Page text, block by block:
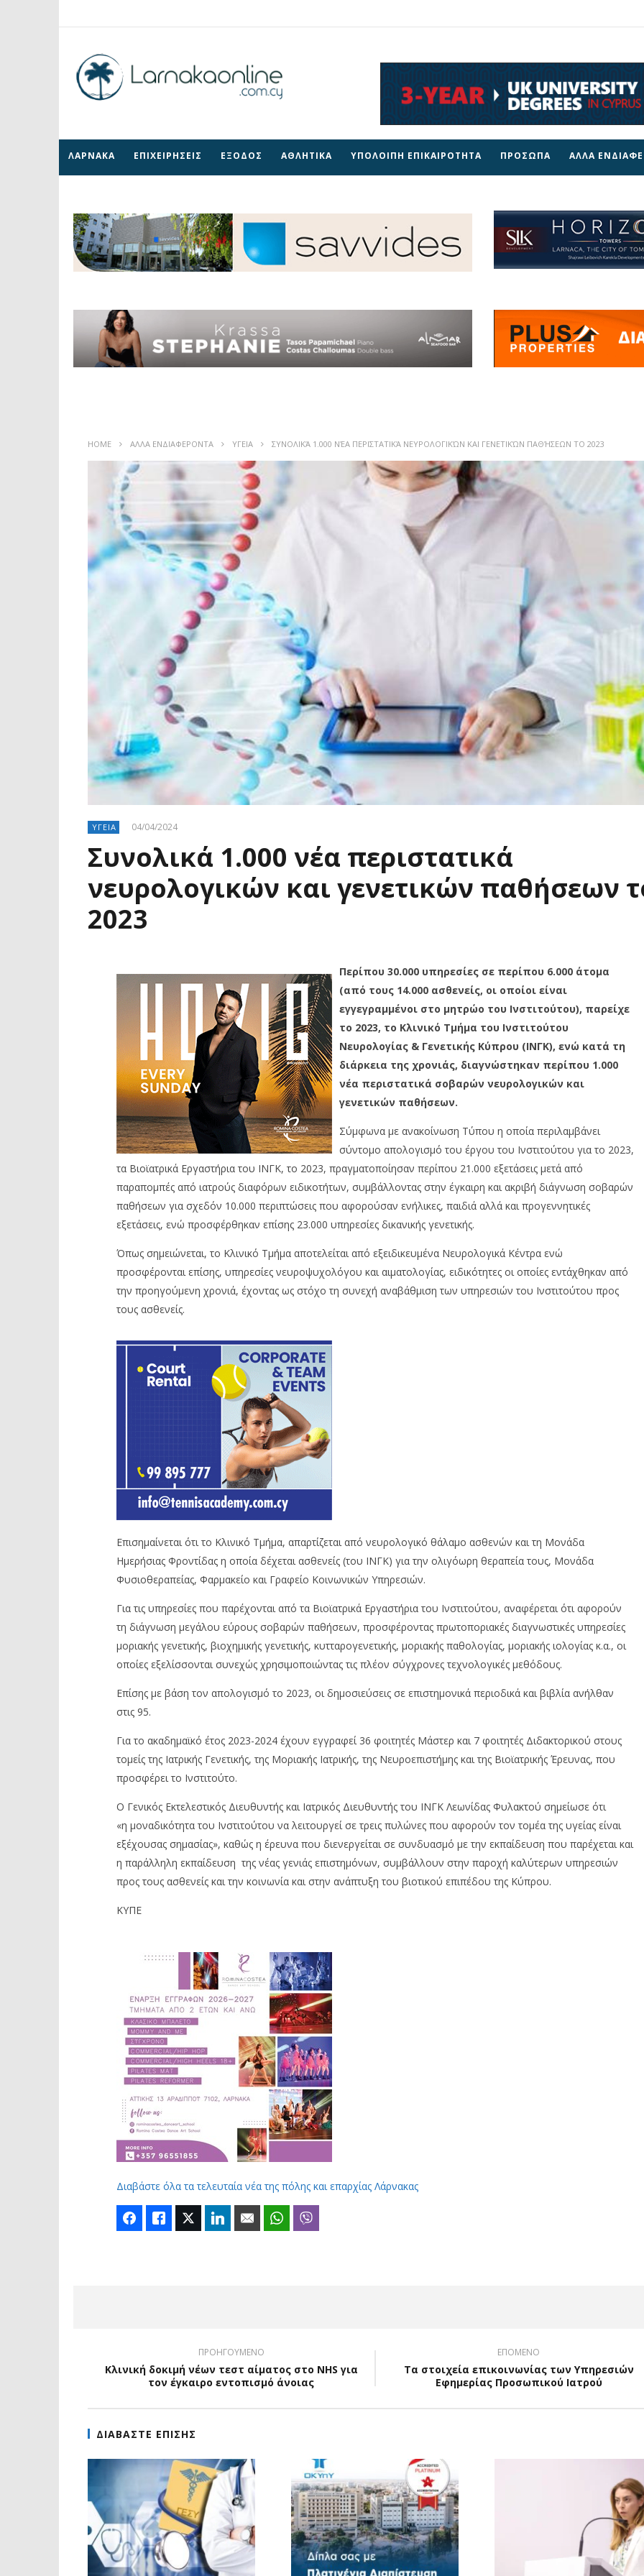
ΛΑΡΝΑΚΑ ΕΠΙΧΕΙΡΗΣΕΙΣ ΕΞΟΔΟΣ ΑΘΛΗΤΙΚΑ ΥΠΟΛΟΙΠΗ ΕΠΙΚΑΙΡΟΤΗΤΑ ΠΡΟΣΩΠΑ ΑΛΛΑ
HOME ΑΛΛΑ ΕΝΔΙΑΦΕΡΟΝΤΑ ΥΓΕΙΑ ΣΥΝΟΛΙΚΆ 1.000 ΝΈΑ ΠΕΡΙΣΤΑΤΙΚΆ ΝΕΥΡΟΛΟΓΙΚΏΝ ΚΑΙ ΓΕΝΕΤΙΚΏΝ ΠΑΘΉΣΕΩΝ ΤΟ 2023
ΥΓΕΙΑ 04/04/2024
Συνολικά 1.000 νέα περιστατικά
νευρολογικών και γενετικών παθήσεων
2023
Περίπου 30.000 υπηρεσίες σε περίπου 6.000 άτομα
(από τους 14.000 ασθενείς, οι οποίοι είναι
εγγεγραμμένοι στο μητρώο του Ινστιτούτου), παρείχε
το 2023, το Κλινικό Τμήμα του Ινστιτούτου
Νευρολογίας & Γενετικής Κύπρου (ΙΝΓΚ), ενώ κατά τη
διάρκεια της χρονιάς, διαγνώστηκαν περίπου 1.000
νέα περιστατικά σοβαρών νευρολογικών και
γενετικών παθήσεων.
Σύμφωνα με ανακοίνωση Τύπου η οποία περιλαμβάνει
σύντομο απολογισμό του έργου του Ινστιτούτου για το 2023,
τα Βιοϊατρικά Εργαστήρια του ΙΝΓΚ, το 2023, πραγματοποίησαν περίπου 21.000 εξετάσεις μετά από
παραπομπές από ιατρούς διαφόρων ειδικοτήτων, συμβάλλοντας στην έγκαιρη και ακριβή διάγνωση σοβαρών
παθήσεων για σχεδόν 10.000 περιπτώσεις που αφορούσαν ενήλικες, παιδιά αλλά και προγεννητικές
εξετάσεις, ενώ προσφέρθηκαν επίσης 23.000 υπηρεσίες δικανικής γενετικής.
Όπως σημειώνεται, το Κλινικό Τμήμα αποτελείται από εξειδικευμένα Νευρολογικά Κέντρα ενώ
προσφέρονται επίσης, υπηρεσίες νευροψυχολόγου και αιματολογίας, ειδικότητες οι οποίες εντάχθηκαν από
την προηγούμενη χρονιά, έχοντας ως στόχο τη συνεχή αναβάθμιση των υπηρεσιών του Ινστιτούτου προς
τους ασθενείς.
Επισημαίνεται ότι το Κλινικό Τμήμα, απαρτίζεται από νευρολογικό θάλαμο ασθενών και τη Μονάδα
Ημερήσιας Φροντίδας η οποία δέχεται ασθενείς (του ΙΝΓΚ) για την ολιγόωρη θεραπεία τους, Μονάδα
Φυσιοθεραπείας, Φαρμακείο και Γραφείο Κοινωνικών Υπηρεσιών.
Για τις υπηρεσίες που παρέχονται από τα Βιοϊατρικά Εργαστήρια του Ινστιτούτου, αναφέρεται ότι αφορούν
τη διάγνωση μεγάλου εύρους σοβαρών παθήσεων, προσφέροντας πρωτοποριακές διαγνωστικές υπηρεσίες
μοριακής γενετικής, βιοχημικής γενετικής, κυτταρογενετικής, μοριακής παθολογίας, μοριακής ιολογίας κ.α., οι
οποίες εξελίσσονται συνεχώς χρησιμοποιώντας τις πλέον σύγχρονες τεχνολογικές μεθόδους.
Επίσης με βάση τον απολογισμό το 2023, οι δημοσιεύσεις σε επιστημονικά περιοδικά και βιβλία ανήλθαν
στις 95.
Για το ακαδημαϊκό έτος 2023-2024 έχουν εγγραφεί 36 φοιτητές Μάστερ και 7 φοιτητές Διδακτορικού στους
τομείς της Ιατρικής Γενετικής, της Μοριακής Ιατρικής, της Νευροεπιστήμης και της Βιοϊατρικής Έρευνας, που
προσφέρει το Ινστιτούτο.
Ο Γενικός Εκτελεστικός Διευθυντής και Ιατρικός Διευθυντής του ΙΝΓΚ Λεωνίδας Φυλακτού σημείωσε ότι
«η μοναδικότητα του Ινστιτούτου να λειτουργεί σε τρεις πυλώνες που αφορούν τον τομέα της υγείας είναι
εξέχουσας σημασίας», καθώς η έρευνα που διενεργείται σε συνδυασμό με την εκπαίδευση που παρέχεται και
η παράλληλη εκπαίδευση της νέας γενιάς επιστημόνων, συμβάλλουν στην παροχή καλύτερων υπηρεσιών
προς τους ασθενείς και την κοινωνία και στην ανάπτυξη του βιοτικού επιπέδου της Κύπρου.
ΚΥΠΕ
Διαβάστε όλα τα τελευταία νέα της πόλης και επαρχίας Λάρνακας
FacebookLike Twitter LinkedIn Email WhatsApp
ΠΡΟΗΓΟΥΜΕΝΟ
Κλινική δοκιμή νέων τεστ αίματος στο NHS για
τον έγκαιρο εντοπισμό άνοιας
ΕΠΟΜΕΝΟ
Τα στοιχεία επικοινωνίας των Υπηρεσιών
Εφημερίας Προσωπικού Ιατρού
ΔΙΑΒΑΣΤΕ ΕΠΙΣΗΣ